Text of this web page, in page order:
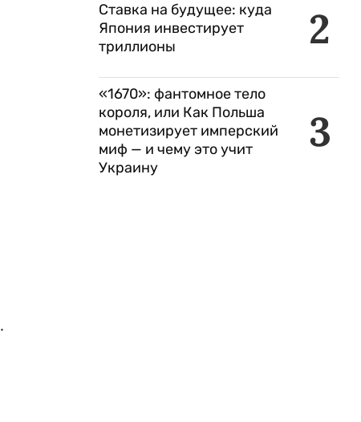
.
2
Ставка на будущее: куда
Япония инвестирует
триллионы
3
«1670»: фантомное тело
короля, или Как Польша
монетизирует имперский
миф — и чему это учит
Украину